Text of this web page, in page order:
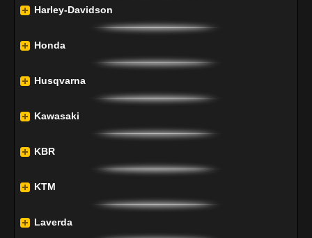
Harley-Davidson
Honda
Husqvarna
Kawasaki
KBR
KTM
Laverda